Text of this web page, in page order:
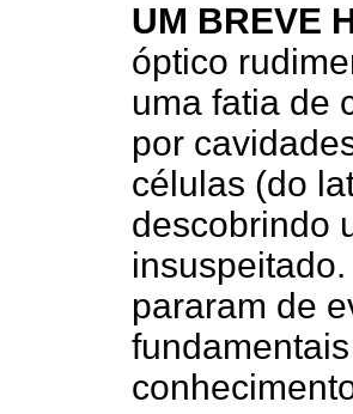
UM BREVE
óptico
uma fatia de
por
células (do
descobrindo
pararam de